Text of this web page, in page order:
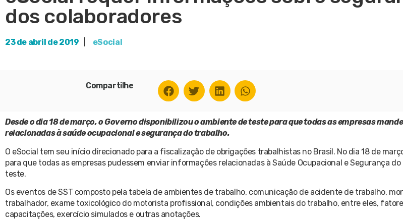
dos colaboradores
23 de abril de 2019 eSocial
Compartilhe
Desde o dia 18 de março, o Governo disponibilizou o ambiente de teste para que todas as empresas
relacionadas à saúde ocupacional e segurança do trabalho.
O eSocial tem seu início direcionado para a fiscalização de obrigações trabalhistas no Brasil. No dia 18 de
para que todas as empresas pudessem enviar informações relacionadas à Saúde Ocupacional e Segurança
teste.
Os eventos de SST composto pela tabela de ambientes de trabalho, comunicação de acidente de trabalho,
trabalhador, exame toxicológico do motorista profissional, condições ambientais do trabalho, entre eles,
capacitações, exercício simulados e outras anotações.